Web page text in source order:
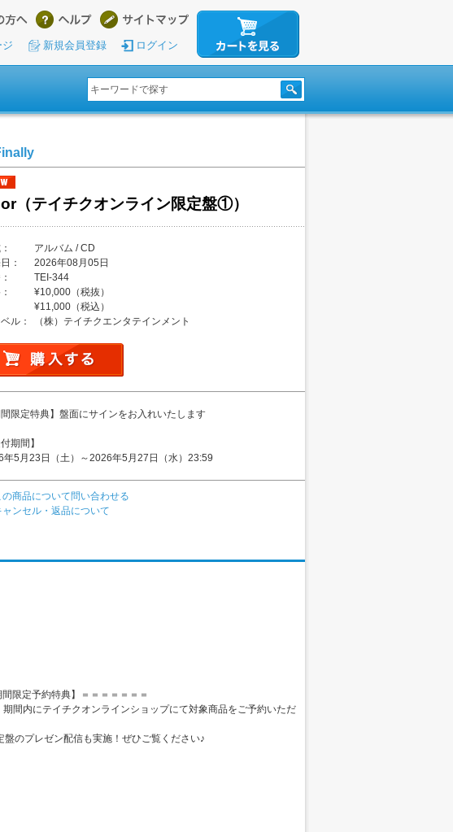
ジ 新規会員登録 ログイン
（テイチクオンライン限定盤①）
アルバム / CD
：
2026年08月05日
TEI-344
¥10,000（税抜）
¥11,000（税込）
ル：
（株）テイチクエンタテインメント
間限定特典】盤面にサインをお入れいたします
付期間】
年5月23日（土）～2026年5月27日（水）23:59
の商品について問い合わせる
ャンセル・返品について
限定予約特典】＝＝＝＝＝＝＝
間内にテイチクオンラインショップにて対象商品をご予約いただ
のプレゼン配信も実施！ぜひご覧ください♪